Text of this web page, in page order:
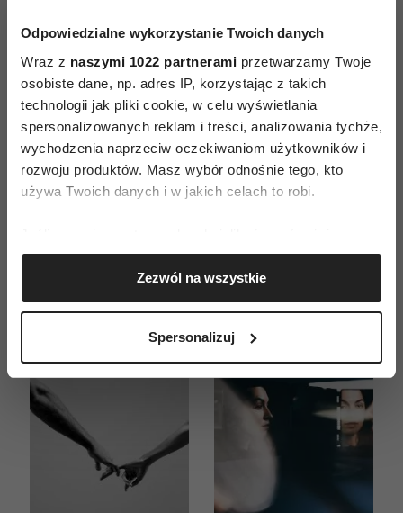
Odpowiedzialne wykorzystanie Twoich danych
Wraz z naszymi 1022 partnerami przetwarzamy Twoje
osobiste dane, np. adres IP, korzystając z takich
technologii jak pliki cookie, w celu wyświetlania
spersonalizowanych reklam i treści, analizowania tychże,
wychodzenia naprzeciw oczekiwaniom użytkowników i
rozwoju produktów. Masz wybór odnośnie tego, kto
używa Twoich danych i w jakich celach to robi.
Jeśli wyrazisz na to zgodę, chcielibyśmy również:
Gromadzić dane dotyczące Twojej lokalizacji
geograficznej z dokładnością nawet do kilku metrów
Identyfikować Twoje urządzenie, aktywnie
(fingerprinting, czyli wirtualny odcisk palca)
dane są przetwarzane oraz ustaw własne preferencje w
sekcji szczegółów
. W Deklaracji plików cookie możesz
zmienić lub wycofać swoją zgodę w dowolnej chwili.
Wykorzystujemy pliki cookie do spersonalizowania treści
i reklam, aby oferować funkcje społecznościowe i
Zezwól na wszystkie
Spersonalizuj
ZAMÓW
WYDANIE DRUKOWANE